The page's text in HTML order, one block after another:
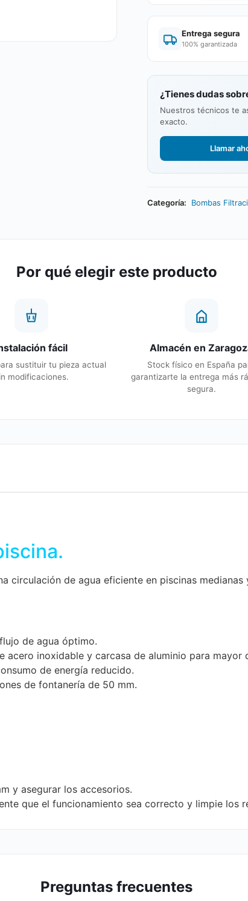
Entrega segura
100% garantizada
¿Tienes dudas
Nuestros técnicos te
exacto.
Llamar
Categoría: Bombas
Por qué elegir este producto
fácil
sustituir tu pieza actual
modificaciones.
Almacén en
Stock físico en España
garantizarte la entrega más
segura.
circulación de agua eficiente en piscinas
de agua óptimo.
acero inoxidable y carcasa de aluminio para mayor
de energía reducido.
de fontanería de 50 mm.
y asegurar los accesorios.
que el funcionamiento sea correcto y limpie los
Preguntas frecuentes